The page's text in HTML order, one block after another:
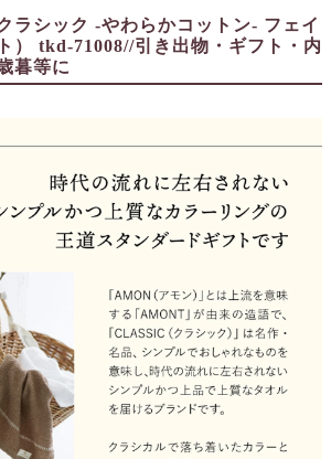
ラシック -やわらかコットン- フェイ
） tkd-71008//引き出物・ギフト・内
暮等に